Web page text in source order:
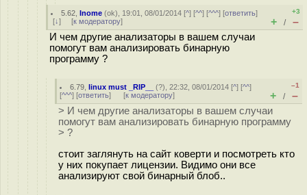
5.62 ,Inome (ok), 19:01, 08/01/2014 [^] [^^] [^^^] [ответить]
[↓] [к модератору]
+3
+ / –
И чем другие анализаторы в вашем случаи
помогут вам анализировать бинарную
программу ?
6.79 ,linux must _RIP__ (?), 22:32, 08/01/2014 [^] [^^]
[^^^] [ответить] [к модератору]
–1
+ / –
> И чем другие анализаторы в вашем случаи
помогут вам анализировать бинарную программу
> ?
стоит заглянуть на сайт коверти и посмотреть кто
у них покупает лицензии. Видимо они все
анализируют свой бинарный блоб..